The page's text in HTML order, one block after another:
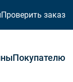
Проверить заказ
Покупателю